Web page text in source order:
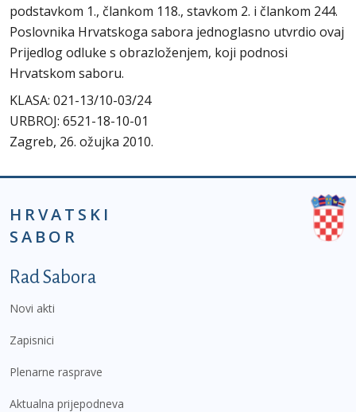
podstavkom 1., člankom 118., stavkom 2. i člankom 244.
Poslovnika Hrvatskoga sabora jednoglasno utvrdio ovaj
Prijedlog odluke s obrazloženjem, koji podnosi
Hrvatskom saboru.
KLASA: 021-13/10-03/24
URBROJ: 6521-18-10-01
Zagreb, 26. ožujka 2010.
HRVATSKI
SABOR
Podnožje prvi izbornik
Rad Sabora
Novi akti
Zapisnici
Plenarne rasprave
Aktualna prijepodneva